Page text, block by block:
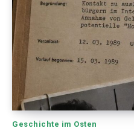
Geschichte im Osten